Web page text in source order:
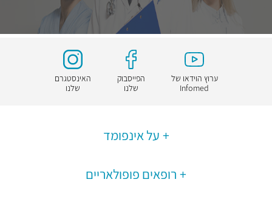
ערוץ הוידאו של
Infomed
הפייסבוק
שלנו
האינסטגרם
שלנו
על אינפומד
רופאים פופולאריים